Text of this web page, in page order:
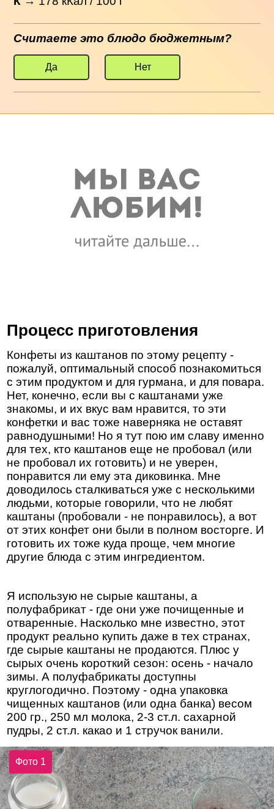
Считаете это блюдо бюджетным?
Да Нет
Процесс приготовления
Конфеты из каштанов по этому рецепту -
пожалуй, оптимальный способ познакомиться
с этим продуктом и для гурмана, и для повара.
Нет, конечно, если вы с каштанами уже
знакомы, и их вкус вам нравится, то эти
конфетки и вас тоже наверняка не оставят
равнодушными! Но я тут пою им славу именно
для тех, кто каштанов еще не пробовал (или
не пробовал их готовить) и не уверен,
понравится ли ему эта диковинка. Мне
доводилось сталкиваться уже с несколькими
людьми, которые говорили, что не любят
каштаны (пробовали - не понравилось), а вот
от этих конфет они были в полном восторге. И
готовить их тоже куда проще, чем многие
другие блюда с этим ингредиентом.
Я использую не сырые каштаны, а
полуфабрикат - где они уже почищенные и
отваренные. Насколько мне известно, этот
продукт реально купить даже в тех странах,
где сырые каштаны не продаются. Плюс у
сырых очень короткий сезон: осень - начало
зимы. А полуфабрикаты доступны
круглогодично. Поэтому - одна упаковка
чищенных каштанов (или одна банка) весом
200 гр., 250 мл молока, 2-3 ст.л. сахарной
пудры, 2 ст.л. какао и 1 стручок ванили.
Фото 1